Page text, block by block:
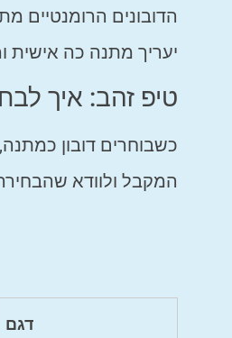
הדובונים הרומנטיים
יעריך מתנה כה אישית
טיפ זהב: איך
כשבוחרים דובון
המקבל ולוודא
דגם